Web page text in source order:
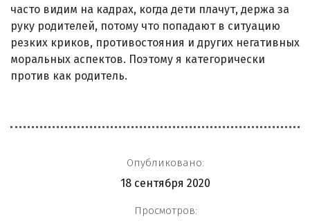
часто видим на кадрах, когда дети плачут, держа за
руку родителей, потому что попадают в ситуацию
резких криков, противостояния и других негативных
моральных аспектов. Поэтому я категорически
против как родитель.
Опубликовано:
18 сентября 2020
Просмотров: